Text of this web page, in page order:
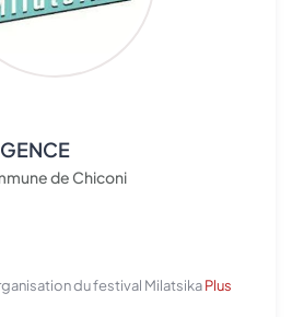
de Chiconi
du festival MilatsikaPlus